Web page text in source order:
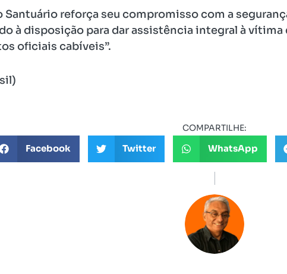
Santuário reforça seu compromisso com a
à disposição para dar assistência integral à vítima
oficiais cabíveis”.
COMPARTILHE:
Facebook Twitter WhatsApp